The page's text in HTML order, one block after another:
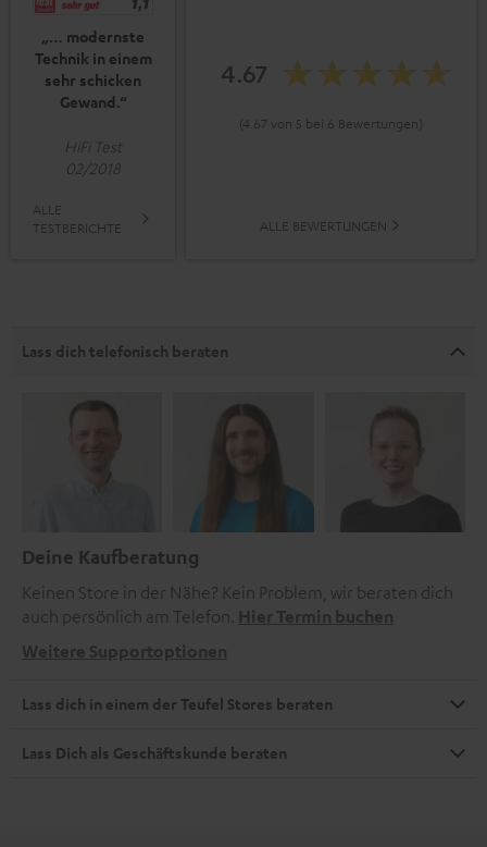
„… modernste
Technik in einem
sehr schicken
Gewand.“
HiFi Test
02/2018
ALLE
TESTBERICHTE
4.67
(4.67 von 5 bei 6 Bewertungen)
ALLE BEWERTUNGEN
Lass dich telefonisch beraten
Deine Kaufberatung
Keinen Store in der Nähe? Kein Problem, wir beraten dich
auch persönlich am Telefon. Hier Termin buchen
Weitere Supportoptionen
Lass dich in einem der Teufel Stores beraten
Lass Dich als Geschäftskunde beraten